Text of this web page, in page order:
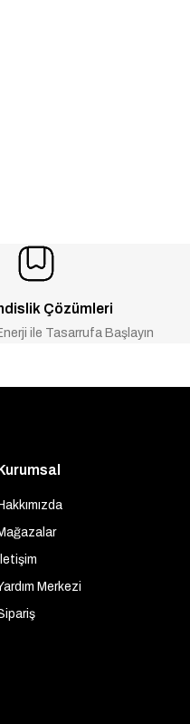
Çözümleri
ile Tasarrufa Başlayın
Merkezi